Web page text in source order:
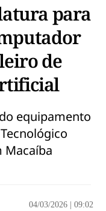
para
de
equipamento
Macaíba
04/03/2026 09:02